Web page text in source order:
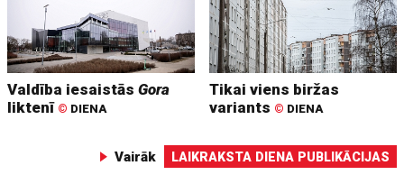
Valdība iesaistāsGora
liktenī © DIENA
Tikai viens biržas
variants © DIENA
Vairāk LAIKRAKSTA DIENA PUBLIKĀCIJAS